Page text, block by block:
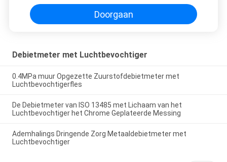
Doorgaan
Debietmeter met Luchtbevochtiger
0.4MPa muur Opgezette Zuurstofdebietmeter met
Luchtbevochtigerfles
De Debietmeter van ISO 13485 met Lichaam van het
Luchtbevochtiger het Chrome Geplateerde Messing
Ademhalings Dringende Zorg Metaaldebietmeter met
Luchtbevochtiger